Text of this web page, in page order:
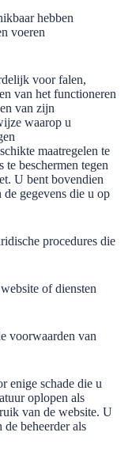
hebben
voeren
voor falen,
van het functioneren
van zijn
waarop u
maatregelen te
beschermen tegen
U bent bovendien
gegevens die u op
procedures die
of diensten
voorwaarden van
enige schade die u
oplopen als
van de website. U
beheerder als